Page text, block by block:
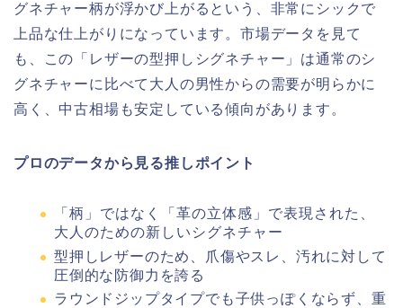
グネチャー柄が浮かび上がるという、非常にシックで
上品な仕上がりになっています。市場データを見て
も、この「レザーの型押しシグネチャー」は通常のシ
グネチャーに比べて大人の男性からの需要が明らかに
高く、中古相場も安定している傾向があります。
プロのデータから見る推しポイント
「柄」ではなく「革の立体感」で表現された、
大人のための新しいシグネチャー
型押しレザーのため、爪傷やスレ、汚れに対して
圧倒的な防御力を誇る
ラウンドジップタイプでも子供っぽくならず、重